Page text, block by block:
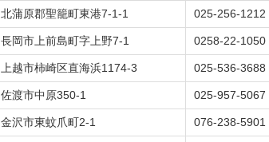
北蒲原郡聖籠町東港7-1-1 025-256-1212
長岡市上前島町字上野7-1 0258-22-1050
上越市柿崎区直海浜1174-3 025-536-3688
佐渡市中原350-1 025-957-5067
金沢市東蚊爪町2-1 076-238-5901